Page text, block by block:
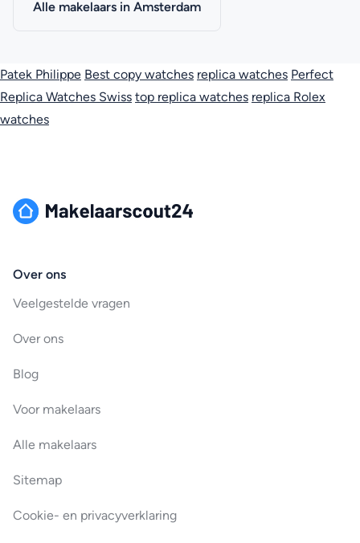
Alle makelaars in Amsterdam
Patek Philippe Best copy watches replica watches Perfect
Replica Watches Swiss top replica watches replica Rolex
watches
Over ons
Veelgestelde vragen
Over ons
Blog
Voor makelaars
Alle makelaars
Sitemap
Cookie- en privacyverklaring